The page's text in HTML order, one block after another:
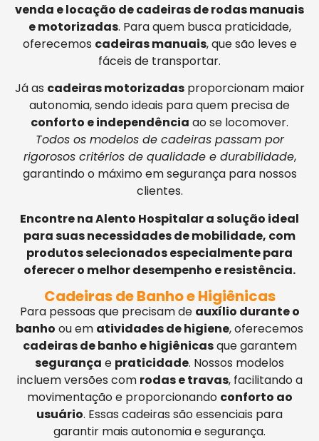
venda e locação de cadeiras de rodas manuais
e motorizadas. Para quem busca praticidade,
oferecemos cadeiras manuais, que são leves e
fáceis de transportar.
Já as cadeiras motorizadasproporcionam maior
autonomia, sendo ideais para quem precisa de
conforto e independência ao se locomover.
Todos os modelos de cadeiras passam por
rigorosos critérios de qualidade e durabilidade,
garantindo o máximo em segurança para nossos
clientes.
Encontre na Alento Hospitalar a solução ideal
para suas necessidades de mobilidade, com
produtos selecionados especialmente para
oferecer o melhor desempenho e resistência.
Cadeiras de Banho e Higiênicas
Para pessoas que precisam de auxílio durante o
banho ou em atividades de higiene, oferecemos
cadeiras de banho e higiênicasque garantem
segurança e praticidade. Nossos modelos
incluem versões com rodas e travas, facilitando a
movimentação e proporcionando conforto ao
usuário. Essas cadeiras são essenciais para
garantir mais autonomia e segurança.